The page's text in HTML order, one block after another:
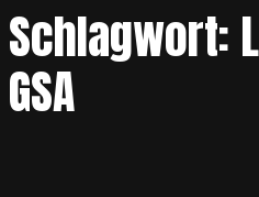
Schlagwort:
GSA